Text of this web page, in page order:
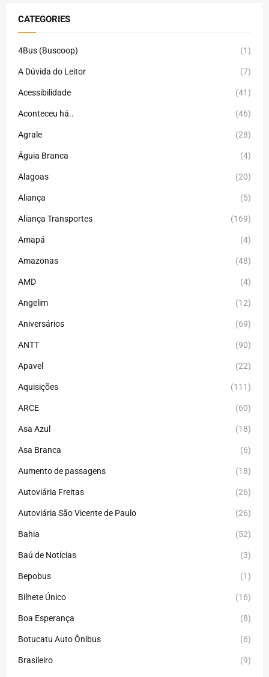
CATEGORIES
4Bus (Buscoop) (1)
A Dúvida do Leitor (7)
Acessibilidade (41)
Aconteceu há.. (46)
Agrale (28)
Águia Branca (4)
Alagoas (20)
Aliança (5)
Aliança Transportes (169)
Amapá (4)
Amazonas (48)
AMD (4)
Angelim (12)
Aniversários (69)
ANTT (90)
Apavel (22)
Aquisições (111)
ARCE (60)
Asa Azul (18)
Asa Branca (6)
Aumento de passagens (18)
Autoviária Freitas (26)
Autoviária São Vicente de Paulo (26)
Bahia (52)
Baú de Notícias (3)
Bepobus (1)
Bilhete Único (16)
Boa Esperança (8)
Botucatu Auto Ônibus (6)
Brasileiro (9)